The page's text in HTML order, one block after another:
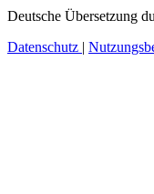
Deutsche Übersetzung
Datenschutz |